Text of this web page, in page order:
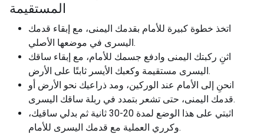
المستقيمة
اتخذ خطوة كبيرة للأمام بقدمك اليمنى، مع إبقاء قدمك
اليسرى في موضعها الأصلي.
اثنِ ركبتك اليمنى وادفع جسمك للأمام، مع إبقاء ساقك
اليسرى مستقيمة وكعبك الأيسر ثابتًا على الأرض.
انحنِ إلى الأمام عند الوركين، ومد ذراعيك نحو الأرض أو
قدمك اليمنى، حتى تشعر بتمدد في ربلة ساقك اليسرى.
اثبتي على هذا الوضع لمدة 20-30 ثانية ثم بدلي ساقيك،
وكرري العملية مع قدمك اليسرى للأمام.